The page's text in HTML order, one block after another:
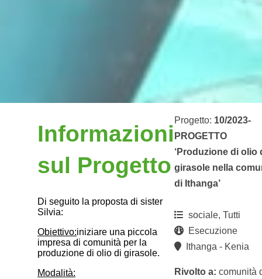
Informazioni
sul Progetto
Di seguito la proposta di sister
Silvia:
Obiettivo:iniziare una piccola
impresa di comunità per la
produzione di olio di girasole.
Modalità:
Progetto: 10/2023-
PROGETTO
‘Produzione di olio
girasole nella
di Ithanga’
sociale, Tutti
Esecuzione
Ithanga - Kenia
Rivolto a: comunità